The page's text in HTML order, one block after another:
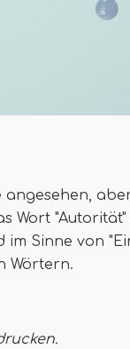
Wort
Sinne von
Wörtern.